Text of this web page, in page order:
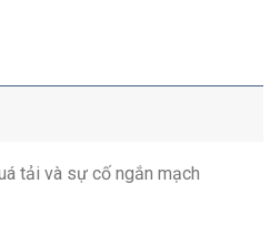
tải và sự cố ngắn mạch